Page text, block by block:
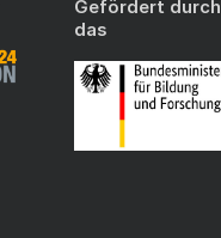
Gefördert durch
das